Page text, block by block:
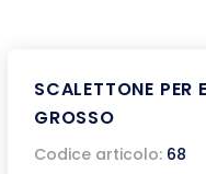
SCALETTONE PER
GROSSO
Codice articolo: 68